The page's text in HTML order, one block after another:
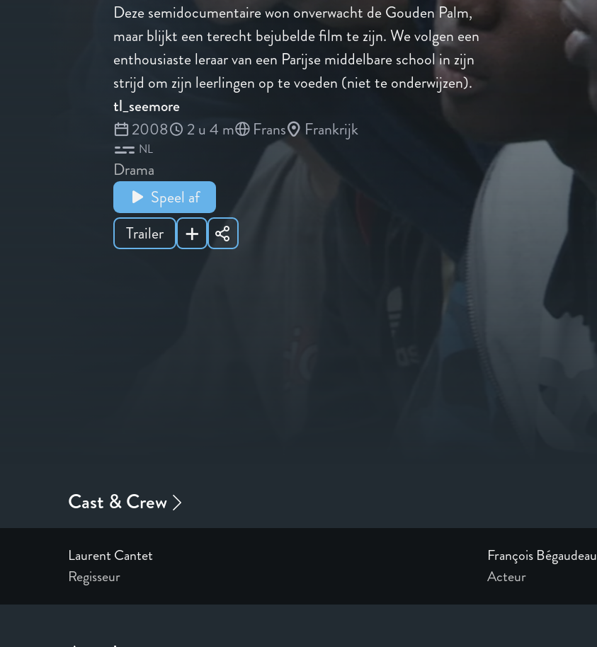
Deze semidocumentaire won onverwacht de Gouden Palm,
maar blijkt een terecht bejubelde film te zijn. We volgen een
enthousiaste leraar van een Parijse middelbare school in zijn
strijd om zijn leerlingen op te voeden (niet te onderwijzen).
tl_seemore
2008
2 u 4 m Frans Frankrijk
NL
Drama
Speel af
Trailer
Laurent Cantet
Regisseur
François Bégaudeau
Acteur